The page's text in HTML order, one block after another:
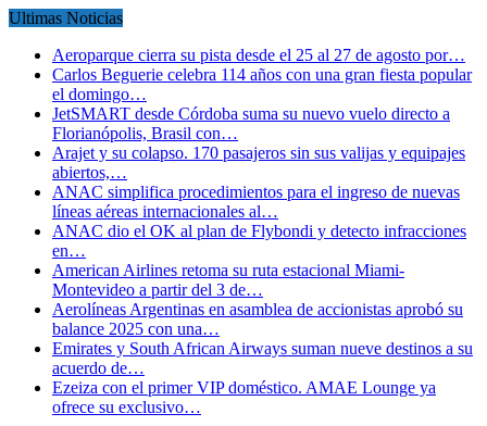
Ultimas Noticias
Aeroparque cierra su pista desde el 25 al 27 de agosto por…
Carlos Beguerie celebra 114 años con una gran fiesta popular
el domingo…
JetSMART desde Córdoba suma su nuevo vuelo directo a
Florianópolis, Brasil con…
Arajet y su colapso. 170 pasajeros sin sus valijas y equipajes
abiertos,…
ANAC simplifica procedimientos para el ingreso de nuevas
líneas aéreas internacionales al…
ANAC dio el OK al plan de Flybondi y detecto infracciones
en…
American Airlines retoma su ruta estacional Miami-
Montevideo a partir del 3 de…
Aerolíneas Argentinas en asamblea de accionistas aprobó su
balance 2025 con una…
Emirates y South African Airways suman nueve destinos a su
acuerdo de…
Ezeiza con el primer VIP doméstico. AMAE Lounge ya
ofrece su exclusivo…